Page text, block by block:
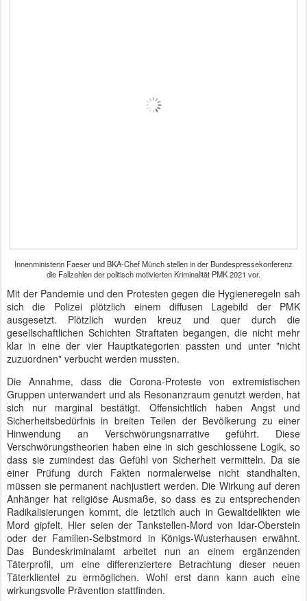
Innenministerin Faeser und BKA-Chef Münch stellen in der Bundespressekonferenz
die Fallzahlen der politisch motivierten Kriminalität PMK 2021 vor.
Mit der Pandemie und den Protesten gegen die Hygieneregeln sah
sich die Polizei plötzlich einem diffusen Lagebild der PMK
ausgesetzt. Plötzlich wurden kreuz und quer durch die
gesellschaftlichen Schichten Straftaten begangen, die nicht mehr
klar in eine der vier Hauptkategorien passten und unter "nicht
zuzuordnen" verbucht werden mussten.
Die Annahme, dass die Corona-Proteste von extremistischen
Gruppen unterwandert und als Resonanzraum genutzt werden, hat
sich nur marginal bestätigt. Offensichtlich haben Angst und
Sicherheitsbedürfnis in breiten Teilen der Bevölkerung zu einer
Hinwendung an Verschwörungsnarrative geführt. Diese
Verschwörungstheorien haben eine in sich geschlossene Logik, so
dass sie zumindest das Gefühl von Sicherheit vermitteln. Da sie
einer Prüfung durch Fakten normalerweise nicht standhalten,
müssen sie permanent nachjustiert werden. Die Wirkung auf deren
Anhänger hat religiöse Ausmaße, so dass es zu entsprechenden
Radikalisierungen kommt, die letztlich auch in Gewaltdelikten wie
Mord gipfelt. Hier seien der Tankstellen-Mord von Idar-Oberstein
oder der Familien-Selbstmord in Königs-Wusterhausen erwähnt.
Das Bundeskriminalamt arbeitet nun an einem ergänzenden
Täterprofil, um eine differenziertere Betrachtung dieser neuen
Täterklientel zu ermöglichen. Wohl erst dann kann auch eine
wirkungsvolle Prävention stattfinden.